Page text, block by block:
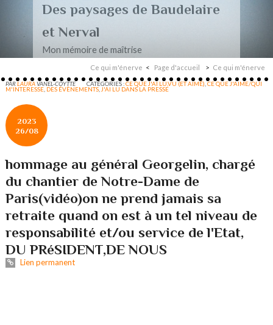
Des paysages de Baudelaire
et Nerval
Mon mémoire de maîtrise
Ce qui m'énerve Page d'accueil Ce qui m'énerve
PARLAURAVANEL-COYTTE CATÉGORIES :CE QUE J'AI LU,VU (ET AIMÉ) ,CE QUE J'AIME/QUI
M'INTERESSE DES ÉVÈNEMENTS J'AI LU DANS LA PRESSE
2023
26/08
hommage au général Georgelin, chargé
du chantier de Notre-Dame de
Paris(vidéo)on ne prend jamais sa
retraite quand on est à un tel niveau de
responsabilité et/ou service de l'Etat,
DU PRéSIDENT,DE NOUS
Lien permanent